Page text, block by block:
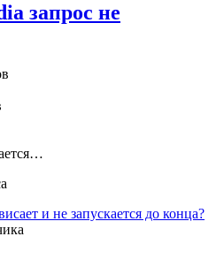
запрос не
и не запускается до конца?